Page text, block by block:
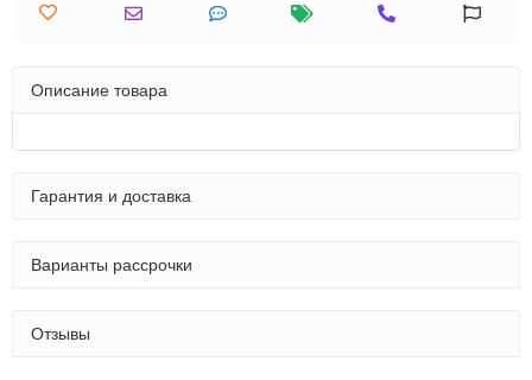
Описание товара
Гарантия и доставка
Варианты рассрочки
Отзывы